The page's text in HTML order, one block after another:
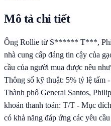
Mô tả chi tiết
Ông Rollie từ S****** T***,
nhà cung cấp đáng tin cậy của
cầu của người mua được nêu
Thông số kỹ thuật: 5% tỷ lệ tấm
Thành phố General Santos,
khoản thanh toán: T/T - Mục
có khả năng đáp ứng các yêu